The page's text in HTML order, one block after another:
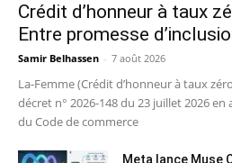
Crédit d’honneur à taux
Entre promesse
Samir Belhassen - 7 août 2026
La-Femme (Crédit d’honneur à taux
décret n° 2026-148 du 23 juillet 2026 en
du Code de commerce
Meta lance Muse